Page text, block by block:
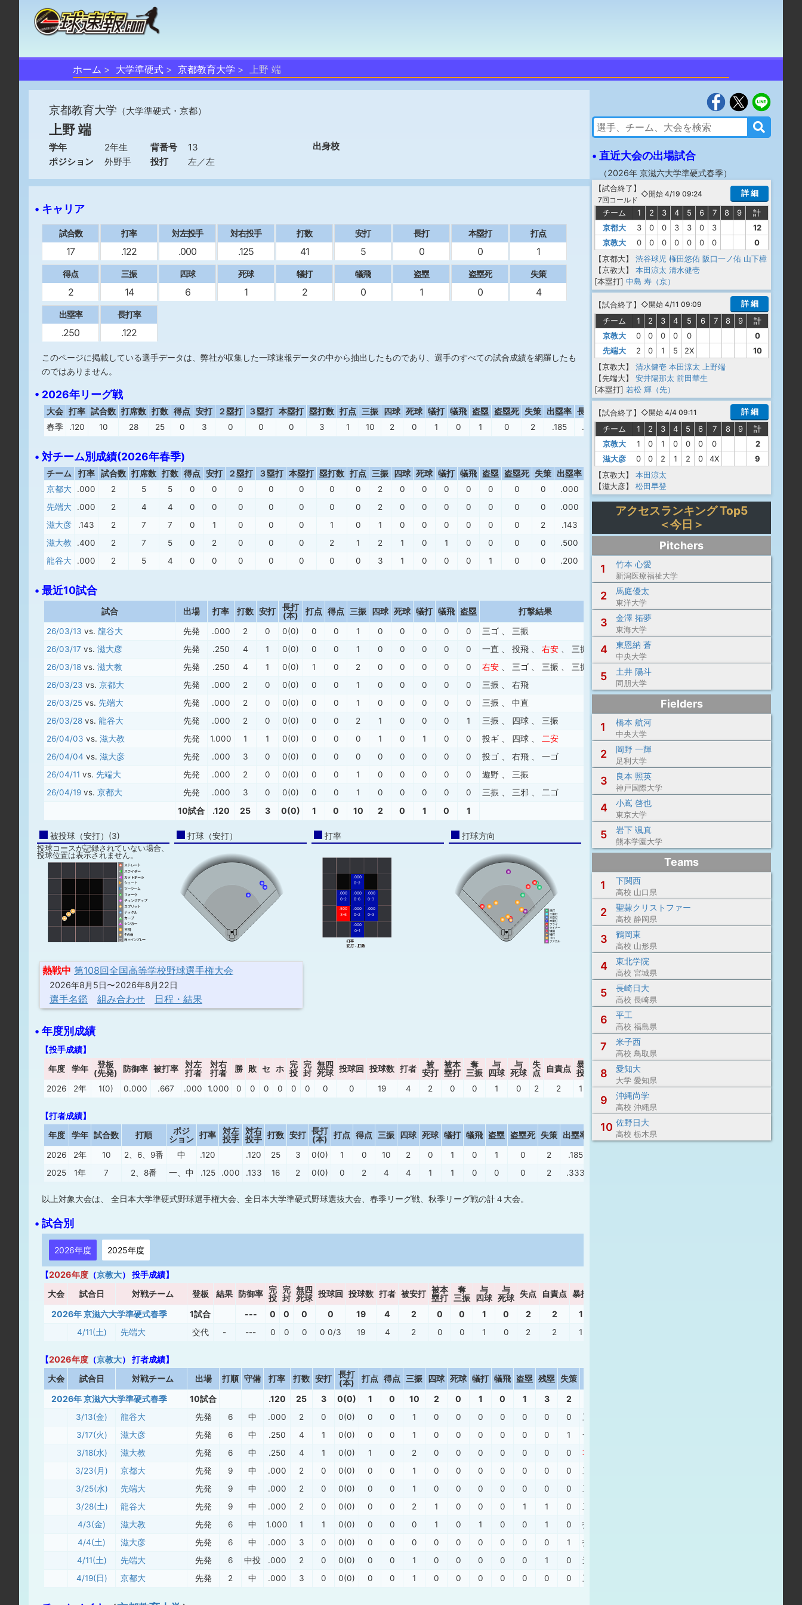
ホーム 大学準硬式 京都教育大学 上野 端
京都教育大学 （大学準硬式・京都）
上野 端
学年 2年生 背番号
13
ポジション
外野手 投打 左／左
出身校
• キャリア
試合数
17
打率
.122
対左投手
.000
対右投手
.125
打数
41
安打
5
長打
0
本塁打
0
打点
1
得点
2
三振
14
四球
6
死球
1
犠打
2
犠飛
0
盗塁
1
盗塁死
0
失策
4
出塁率
.250
長打率
.122
このページに掲載している選手データは、弊社が収集した一球速報データの中から抽出したものであり、選手のすべての試合成績を網羅したも
のではありません。
• 2026年リーグ戦
大会 打率 試合数 打席数 打数 得点 安打 ２塁打 ３塁打 本塁打 塁打数 打点 三振 四球 死球 犠打 犠飛 盗塁 盗塁死 失策 出塁率 長打率
OPS
春季
.120 10 28 25 0 3 0 0 0 3 1 10 2 0 1 0 1 0 2 .185 .120 .305
• 対チーム別成績(2026年春季)
チーム 打率 試合数 打席数 打数 得点 安打 ２塁打 ３塁打 本塁打 塁打数 打点 三振 四球 死球 犠打 犠飛 盗塁 盗塁死 失策 出塁率 長打率
OPS
京都大
.000 2 5 5 0 0 0 0 0 0 0 2 0 0 0 0 0 0 0 .000 .000
.000
先端大
.000 2 4 4 0 0 0 0 0 0 0 2 0 0 0 0 0 0 0 .000
.000
滋大彦
.143 2 7 7 0 1 0 0 0 1 0 1 0 0 0 0 0 0 2 .143
滋大教
.400 2 7 5 0 2 0 0 0 2 1 2 1 0 1 0 0 0 0 .500
龍谷大
.000 2 5 4 0 0 0 0 0 0 0 3 1 0 0 0 1 0 0 .200 .200
• 最近10試合
試合 出場 打率 打数 安打
長打
(本)
打点 得点 三振 四球 死球 犠打 犠飛 盗塁 打撃結果
26/03/13 vs. 龍谷大 先発 .000 2 0 0(0) 0 0 1 0 0 0 0 0 三ゴ
三振
26/03/17 vs. 滋大彦 先発 .250 4 1 0(0) 0 0 1 0 0 0 0 0 一直 投飛 右安
三振
26/03/18 vs. 滋大教 先発 .250 4 1 0(0) 1 0 2 0 0 0 0 0 右安 三ゴ 三振
三振
26/03/23 vs. 京都大 先発 .000 2 0 0(0) 0 0 1 0 0 0 0 0 三振
右飛
26/03/25 vs. 先端大 先発 .000 2 0 0(0) 0 0 1 0 0 0 0 0 三振
中直
26/03/28 vs. 龍谷大 先発 .000 2 0 0(0) 0 0 2 1 0 0 0 1 三振 四球
三振
26/04/03 vs. 滋大教 先発 1.000 1 1 0(0) 0 0 0 1 0 1 0 0 投ギ 四球
二安
26/04/04 vs. 滋大彦 先発 .000 3 0 0(0) 0 0 0 0 0 0 0 0 投ゴ 右飛
一ゴ
26/04/11 vs. 先端大 先発 .000 2 0 0(0) 0 0 1 0 0 0 0 0 遊野
三振
26/04/19 vs. 京都大 先発 .000 3 0 0(0) 0 0 1 0 0 0 0 0 三振 三邪 二ゴ
10試合 .120 25 3 0(0) 1 0 10 2 0 1 0 1
被投球（安打）(3)
投球コースが記録されていない場合、
投球位置は表示されません。
打球（安打） 打率
.000
0-2
.000
0-2
.000
0-6
.000
0-3
.500
3-6
.000
0-2
.000
0-3
.000
0-1
打球方向
熱戦中 第108回全国高等学校野球選手権大会
2026年8月5日〜2026年8月22日
選手名鑑 組み合わせ 日程・結果
• 年度別成績
【投手成績】
年度 学年
登板
(先発)
防御率 被打率
対左
打者
対右
打者
勝 敗 セ ホ
完
投
完
封
無四
死球 投球回 投球数 打者
被
安打
被本
塁打
奪
三振
与
四球
与
死球
失
点
自責点 暴
投
ボーク P/IP
2026 2年 1(0) 0.000 .667 .000 1.000 0 0 0 0 0 0 0 0 19 4 2 0 0 1 0 2 2 1 0 19.00 ---
【打者成績】
年度 学年 試合数 打順
ポジ
ション 打率
対左
投手
対右
投手 打数 安打 長打
(本)
打点 得点 三振 四球 死球 犠打 犠飛 盗塁 盗塁死 失策 出塁率 長打率
2026 2年 10 2、6、9番 中 .120 .120 25 3 0(0) 1 0 10 2 0 1 0 1 0 2 .185
2025
1年 7 2、8番 一、中 .125 .000 .133 16 2 0(0) 0 2 4 4 1 1 0 0 0 2 .333
以上対象大会は、 全日本大学準硬式野球選手権大会、全日本大学準硬式野球選抜大会、春季リーグ戦、秋季リーグ戦の計４大会。
• 試合別
2026年度 2025年度
【2026年度 （京教大） 投手成績】
大会 試合日 対戦チーム 登板 結果 防御率
完
投
完
封
無四
死球 投球回 投球数 打者 被安打 被本
塁打
奪
三振
与
四球
与
死球
失点 自責点 暴投
2026年 京滋六大学準硬式春季 1試合 --- 0 0 0 0 19 4 2 0 0 1 0 2 2 1
4/11(土) 先端大 交代 - --- 0 0 0 0 0/3 19 4 2 0 0 1 0 2 2 1
【2026年度 （京教大） 打者成績】
大会 試合日 対戦チーム 出場 打順 守備 打率 打数 安打
長打
(本)
打点 得点 三振 四球 死球 犠打 犠飛 盗塁 残塁 失策
2026年 京滋六大学準硬式春季 10試合 .120 25 3 0(0) 1 0 10 2 0 1 0 1 3 2
3/13(金) 龍谷大 先発 6 中 .000 2 0 0(0) 0 0 1 0 0 0 0 0 0 0 三ゴ
3/17(火)
滋大彦 先発 6 中 .250 4 1 0(0) 0 0 1 0 0 0 0 0 0 1 一直
3/18(水)
滋大教 先発 6 中 .250 4 1 0(0) 1 0 2 0 0 0 0 0 0 0 右安
3/23(月)
京都大 先発 9 中 .000 2 0 0(0) 0 0 1 0 0 0 0 0 0 0 三振
3/25(水)
先端大 先発 9 中 .000 2 0 0(0) 0 0 1 0 0 0 0 0 0 0 三振
3/28(土)
龍谷大 先発 9 中 .000 2 0 0(0) 0 0 2 1 0 0 0 1 1 0 三振
4/3(金)
滋大教 先発 6 中 1.000 1 1 0(0) 0 0 0 1 0 1 0 0 1 0 投ギ
4/4(土)
滋大彦 先発 6 中 .000 3 0 0(0) 0 0 0 0 0 0 0 0 0 1 投ゴ
4/11(土)
先端大 先発 6 中投 .000 2 0 0(0) 0 0 1 0 0 0 0 0 1 0 遊野
4/19(日)
京都大 先発 2 中 .000 3 0 0(0) 0 0 1 0 0 0 0 0 0 0 三振
• 直近大会の出場試合
（2026年 京滋六大学準硬式春季）
【試合終了 】
7回コールド
◇開始 4/19 09:24 詳 細
チーム 1 2 3 4 5 6 7 8 9
計
京都大
3 0 0 3 3 0 3
12
京教大
0 0 0 0 0 0 0
0
【京都大】
渋谷球児 権田悠佑 阪口一ノ佑 山下樟
【京教大】
本田涼太 清水健壱
[本塁打] 中島 寿（京）
【試合終了 】 ◇開始 4/11 09:09
詳 細
チーム
1 2 3 4 5 6 7 8 9
計
京教大
0 0 0 0 0
0
先端大
2 0 1 5 2X
10
【京教大】
清水健壱 本田涼太
上野端
【先端大】
安井陽那太 前田華生
[本塁打] 若松 輝（先）
【試合終了 】 ◇開始 4/4 09:11
詳 細
チーム
1 2 3 4 5 6 7 8 9
計
京教大
1 0 1 0 0 0 0
2
滋大彦
0 0 2 1 2 0 4X
9
【京教大】
本田涼太
【滋大彦】
松田早登
アクセスランキング Top5
＜今日＞
Pitchers
1
竹本 心愛
新潟医療福祉大学
2 馬庭優太
東洋大学
3 金澤 拓夢
東海大学
4 東恩納 蒼
中央大学
5 土井 陽斗
同朋大学
Fielders
1
橋本 航河
中央大学
2 岡野 一輝
足利大学
3 良本 照英
神戸国際大学
4 小嶌 啓也
東京大学
5 岩下 颯真
熊本学園大学
Teams
1
下関西
高校 山口県
2 聖隷クリストファー
高校 静岡県
3 鶴岡東
高校 山形県
4 東北学院
高校 宮城県
5 長崎日大
高校 長崎県
6 平工
高校 福島県
7 米子西
高校 鳥取県
8 愛知大
大学 愛知県
9 沖縄尚学
高校 沖縄県
10 佐野日大
高校 栃木県